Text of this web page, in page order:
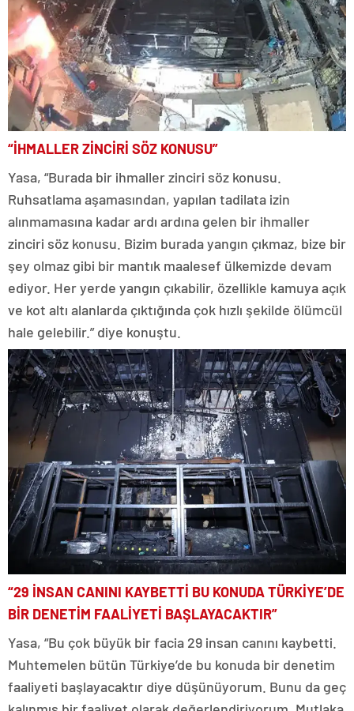
“İHMALLER ZİNCİRİ SÖZ KONUSU”
Yasa, “Burada bir ihmaller zinciri söz konusu.
Ruhsatlama aşamasından, yapılan tadilata izin
alınmamasına kadar ardı ardına gelen bir ihmaller
zinciri söz konusu. Bizim burada yangın çıkmaz, bize bir
şey olmaz gibi bir mantık maalesef ülkemizde devam
ediyor. Her yerde yangın çıkabilir, özellikle kamuya açık
ve kot altı alanlarda çıktığında çok hızlı şekilde ölümcül
hale gelebilir.” diye konuştu.
“29 İNSAN CANINI KAYBETTİ BU KONUDA TÜRKİYE’DE
BİR DENETİM FAALİYETİ BAŞLAYACAKTIR”
Yasa, “Bu çok büyük bir facia 29 insan canını kaybetti.
Muhtemelen bütün Türkiye’de bu konuda bir denetim
faaliyeti başlayacaktır diye düşünüyorum. Bunu da geç